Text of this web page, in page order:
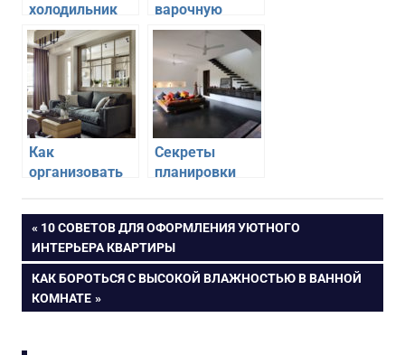
холодильник
для большой
семьи
варочную
поверхность
для большой
семьи
Как
организовать
большой семьи
Секреты
планировки
большой семьи
Навигация
по
записям
ПРЕДЫДУЩАЯ
ЗАПИСЬ:
10 СОВЕТОВ ДЛЯ ОФОРМЛЕНИЯ УЮТНОГО
ИНТЕРЬЕРА КВАРТИРЫ
СЛЕДУЮЩАЯ
ЗАПИСЬ:
КАК БОРОТЬСЯ С ВЫСОКОЙ ВЛАЖНОСТЬЮ В ВАННОЙ
КОМНАТЕ